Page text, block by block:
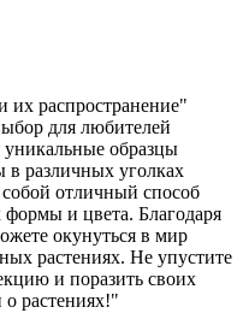
их распространение"
для любителей
образцы
в различных уголках
отличный способ
формы и цвета. Благодаря
окунуться в мир
растениях. Не упустите
и поразить своих
растениях!"